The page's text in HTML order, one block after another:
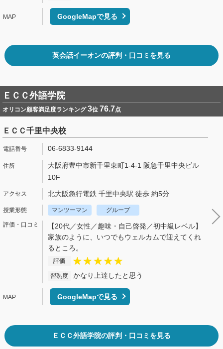
GoogleMapで見る
英会話イーオンの評判・口コミを見る
ＥＣＣ外語学院
オリコン顧客満足度ランキング3位 76.7点
ＥＣＣ千里中央校
06-6833-9144
大阪府豊中市新千里東町1-4-1 阪急千里中央ビル
10F
北大阪急行電鉄 千里中央駅 徒歩 約5分
マンツーマン グループ
【20代／女性／趣味・自己啓発／初中級レベル】
家族のように、いつでもウェルカムで迎えてくれ
るところ。
評価
習熟度 かなり上達したと思う
GoogleMapで見る
ＥＣＣ外語学院の評判・口コミを見る